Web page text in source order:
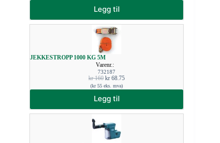
Legg til
JEKKESTROPP 1000 KG 5M
Varenr.:
732187
kr160 kr 68.75
(kr55 eks. mva)
Legg til